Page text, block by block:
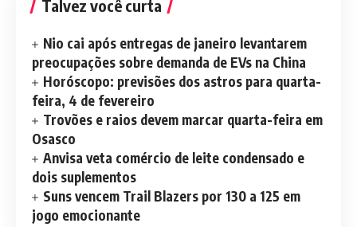
Talvez você curta
Nio cai após entregas de janeiro levantarem
preocupações sobre demanda de EVs na China
Horóscopo: previsões dos astros para quarta-
feira, 4 de fevereiro
Trovões e raios devem marcar quarta-feira em
Osasco
Anvisa veta comércio de leite condensado e
dois suplementos
Suns vencem Trail Blazers por 130 a 125 em
jogo emocionante